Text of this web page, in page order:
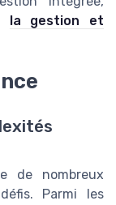
la gestion et
de nombreux
Parmi les